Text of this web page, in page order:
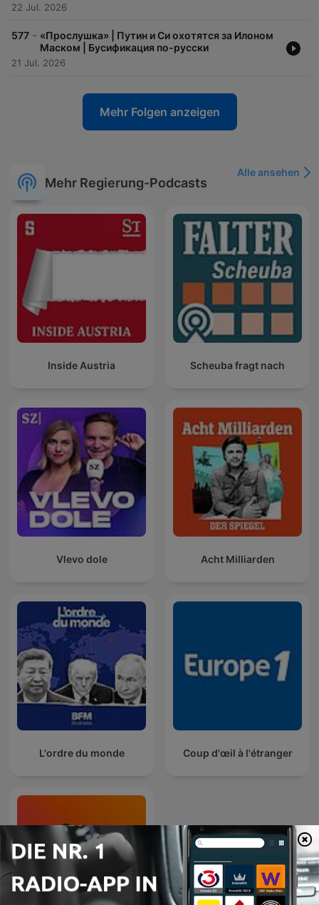
22 Jul. 2026
577 - «Прослушка» | Путин и Си охотятся за Илоном
Маском | Бусификация по-русски
21 Jul. 2026
Mehr Folgen anzeigen
Mehr Regierung-Podcasts
Alle ansehen
Inside Austria Scheuba fragt nach
Vlevo dole Acht Milliarden
L'ordre du monde Coup d'œil à l'étranger